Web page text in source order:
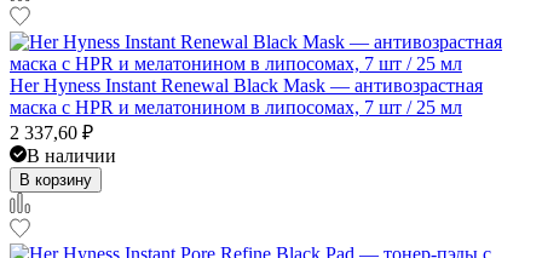
Her Hyness Instant Renewal Black Mask — антивозрастная
маска с HPR и мелатонином в липосомах, 7 шт / 25 мл
2 337,60 ₽
В наличии
В корзину